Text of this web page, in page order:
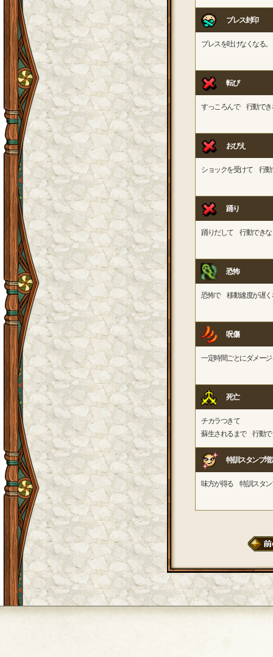
ブレス封印
ブレスを吐けなくなる。
転び
すっころんで 行動でき
おびえ
ショックを受けて 行動
踊り
踊りだして 行動できな
恐怖
恐怖で 移動速度が遅く
呪傷
一定時間ごとにダメー
死亡
チカラつきて
蘇生されるまで 行動で
特訓スタンプ増
味方が得る 特訓スタン